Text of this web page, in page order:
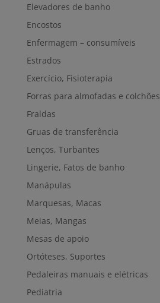
Elevadores de banho
Encostos
Enfermagem – consumíveis
Estrados
Exercício, Fisioterapia
Forras para almofadas e colchões
Fraldas
Gruas de transferência
Lenços, Turbantes
Lingerie, Fatos de banho
Manápulas
Marquesas, Macas
Meias, Mangas
Mesas de apoio
Ortóteses, Suportes
Pedaleiras manuais e elétricas
Pediatria